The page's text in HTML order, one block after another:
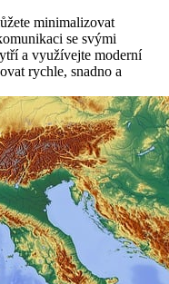
minimalizovat
se svými
a využívejte moderní
rychle, snadno a